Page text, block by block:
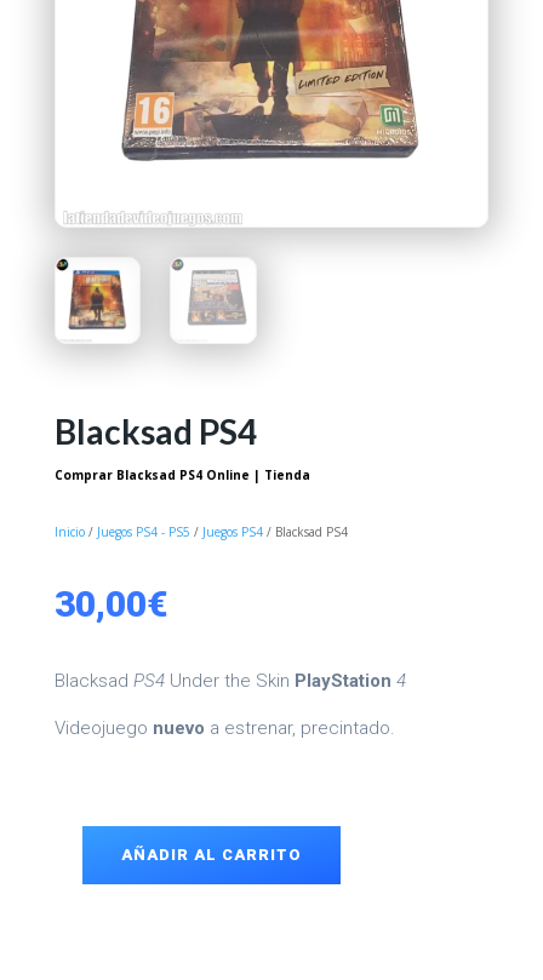
Blacksad PS4
Comprar Blacksad PS4 Online | Tienda
Inicio/ Juegos PS4 - PS5 / Juegos PS4/ Blacksad PS4
30,00€
Blacksad PS4Under the Skin PlayStation 4
Videojuego nuevo a estrenar, precintado.
AÑADIR AL CARRITO